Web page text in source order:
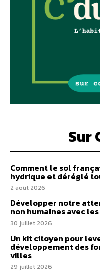
Sur
Comment le sol
hydrique et déréglé
2 août 2026
Développer notre
non humaines avec
30 juillet 2026
Un kit citoyen pour
développement des
villes
29 juillet 2026